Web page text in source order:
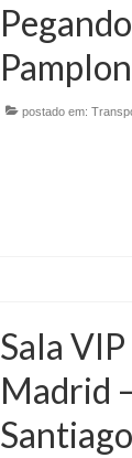
postado em:
Sala
Madrid
Santiago